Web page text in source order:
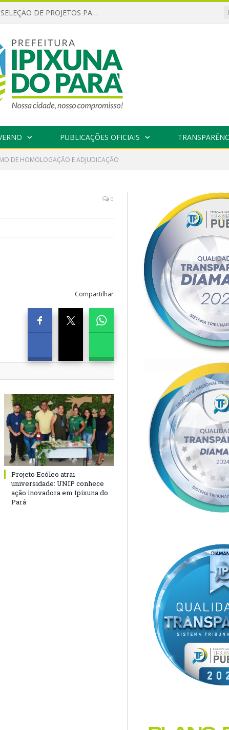
CHAMAMENTO PÚBLICO Nº 01/2026 – SELEÇÃO DE PROJETOS PARA FIRMAR TERMO DE EXECUÇÃO CULTURAL COM RECURSOS DA POLÍTICA NACIONAL ALDIR BLANC DE FOMENTO À CULTURA – PNAB (LEI Nº 14.399/2022)
PUBLICAÇÕES OFICIAIS
DE HOMOLOGAÇÃO E ADJUDICAÇÃO
0
Compartilhar
Projeto Ecóleo atrai
universidade: UNIP conhece
ação inovadora em Ipixuna do
Pará